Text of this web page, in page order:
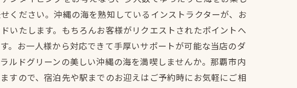
ください。沖縄の海を熟知しているインストラクターが、お
いたします。もちろんお客様がリクエストされたポイントへ
。お一人様から対応できて手厚いサポートが可能な当店のダ
ルドグリーンの美しい沖縄の海を満喫しませんか。那覇市内
すので、宿泊先や駅までのお迎えはご予約時にお気軽にご相